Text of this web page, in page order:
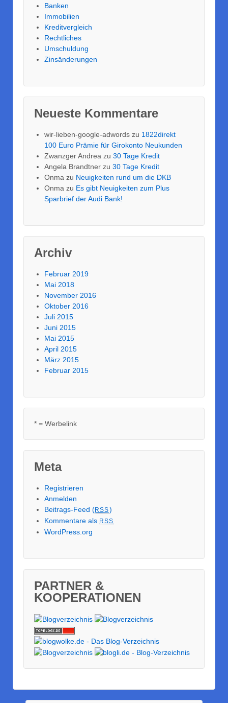
Banken
Immobilien
Kreditvergleich
Rechtliches
Umschuldung
Zinsänderungen
Neueste Kommentare
wir-lieben-google-adwords zu 1822direkt
100 Euro Prämie für Girokonto Neukunden
Zwanzger Andrea zu 30 Tage Kredit
Angela Brandtner zu 30 Tage Kredit
Onma zu Neuigkeiten rund um die DKB
Onma zu Es gibt Neuigkeiten zum Plus
Sparbrief der Audi Bank!
Archiv
Februar 2019
Mai 2018
November 2016
Oktober 2016
Juli 2015
Juni 2015
Mai 2015
April 2015
März 2015
Februar 2015
* = Werbelink
Meta
Registrieren
Anmelden
Beitrags-Feed (RSS)
Kommentare als RSS
WordPress.org
PARTNER &
KOOPERATIONEN